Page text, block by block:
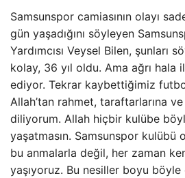
Samsunspor camiasının olayı
gün yaşadığını söyleyen
Yardımcısı Veysel Bilen, şunları
kolay, 36 yıl oldu. Ama ağrı hala
ediyor. Tekrar kaybettiğimiz
Allah’tan rahmet, taraftarlarına
diliyorum. Allah hiçbir kulübe
yaşatmasın. Samsunspor kulübü
bu anmalarla değil, her zaman
yaşıyoruz. Bu nesiller boyu